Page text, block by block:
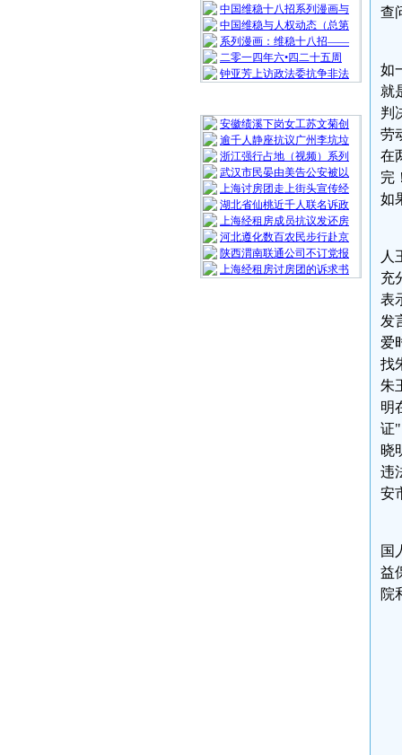
中国维稳十八招系列漫画与
中国维稳与人权动态（总第
系列漫画：维稳十八招——
二零一四年六•四二十五周
钟亚芳上访政法委抗争非法
安徽绩溪下岗女工苏文菊创
逾千人静座抗议广州李坑垃
浙江强行占地（视频）系列
武汉市民晏由美告公安被以
上海讨房团走上街头宣传经
湖北省仙桃近千人联名诉政
上海经租房成员抗议发还房
河北遵化数百农民步行赴京
陕西渭南联通公司不订党报
上海经租房讨房团的诉求书
查
如
就
判
劳
在
完
如
人
充
表
发
爱
找
朱
明
证
晓
违
安
国
益
院